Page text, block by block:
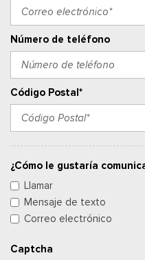
Número de teléfono
Código Postal*
¿Cómo le gustaría
Llamar
Mensaje de texto
Correo electrónico
Captcha